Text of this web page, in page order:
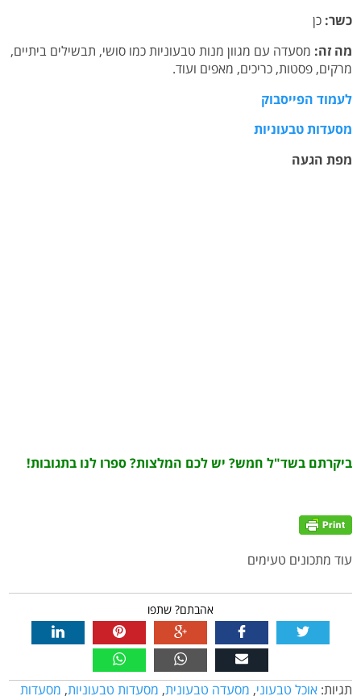
כשר: כן
מה זה: מסעדה עם מגוון מנות טבעוניות כמו סושי, תבשילים ביתיים,
מרקים, פסטות, כריכים, מאפים ועוד.
לעמוד הפייסבוק
מסעדות טבעוניות
מפת הגעה
ביקרתם בשד"ל חמש? יש לכם המלצות? ספרו לנו בתגובות!
עוד מתכונים טעימים
אהבתם? שתפו
תגיות: אוכל טבעוני, מסעדה טבעונית, מסעדות טבעוניות, מסעדות